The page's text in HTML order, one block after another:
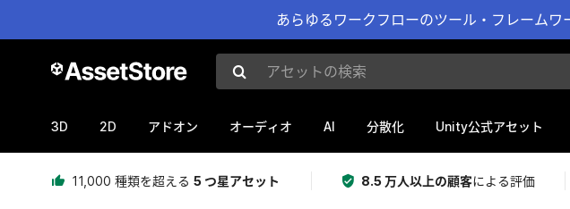
あらゆるワークフローのツール・フレーム
アセットの検索
3D 2D アドオン オーディオ AI 分散化 Unity公式アセット
11,000 種類を超える 5 つ星アセット 8.5 万人以上の顧客による評価